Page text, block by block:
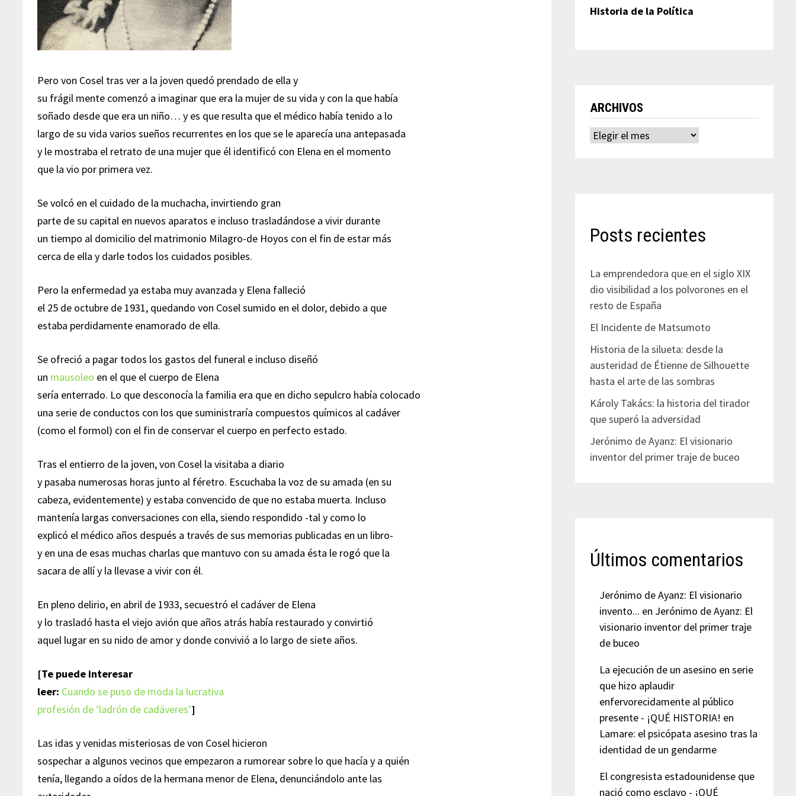
Pero von Cosel tras ver a la joven quedó prendado de ella y
su frágil mente comenzó a imaginar que era la mujer de su vida y con la que había
soñado desde que era un niño… y es que resulta que el médico había tenido a lo
largo de su vida varios sueños recurrentes en los que se le aparecía una antepasada
y le mostraba el retrato de una mujer que él identificó con Elena en el momento
que la vio por primera vez.
Se volcó en el cuidado de la muchacha, invirtiendo gran
parte de su capital en nuevos aparatos e incluso trasladándose a vivir durante
un tiempo al domicilio del matrimonio Milagro-de Hoyos con el fin de estar más
cerca de ella y darle todos los cuidados posibles.
Pero la enfermedad ya estaba muy avanzada y Elena falleció
el 25 de octubre de 1931, quedando von Cosel sumido en el dolor, debido a que
estaba perdidamente enamorado de ella.
Se ofreció a pagar todos los gastos del funeral e incluso diseñó
un mausoleo en el que el cuerpo de Elena
sería enterrado. Lo que desconocía la familia era que en dicho sepulcro había colocado
una serie de conductos con los que suministraría compuestos químicos al cadáver
(como el formol) con el fin de conservar el cuerpo en perfecto estado.
Tras el entierro de la joven, von Cosel la visitaba a diario
y pasaba numerosas horas junto al féretro. Escuchaba la voz de su amada (en su
cabeza, evidentemente) y estaba convencido de que no estaba muerta. Incluso
mantenía largas conversaciones con ella, siendo respondido -tal y como lo
explicó el médico años después a través de sus memorias publicadas en un libro-
y en una de esas muchas charlas que mantuvo con su amada ésta le rogó que la
sacara de allí y la llevase a vivir con él.
En pleno delirio, en abril de 1933, secuestró el cadáver de Elena
y lo trasladó hasta el viejo avión que años atrás había restaurado y convirtió
aquel lugar en su nido de amor y donde convivió a lo largo de siete años.
[Te puede interesar
leer: Cuando se puso de moda la lucrativa
profesión de ‘ladrón de cadáveres’]
Las idas y venidas misteriosas de von Cosel hicieron
sospechar a algunos vecinos que empezaron a rumorear sobre lo que hacía y a quién
tenía, llegando a oídos de la hermana menor de Elena, denunciándolo ante las
Historia de la Política
ARCHIVOS
Archivos
Posts recientes
La emprendedora que en el siglo XIX
dio visibilidad a los polvorones en el
resto de España
El Incidente de Matsumoto
Historia de la silueta: desde la
austeridad de Étienne de Silhouette
hasta el arte de las sombras
Károly Takács: la historia del tirador
que superó la adversidad
Jerónimo de Ayanz: El visionario
inventor del primer traje de buceo
Últimos comentarios
Jerónimo de Ayanz: El visionario
invento... en Jerónimo de Ayanz: El
visionario inventor del primer traje
de buceo
La ejecución de un asesino en serie
que hizo aplaudir
enfervorecidamente al público
presente - ¡QUÉ HISTORIA! en
Lamare: el psicópata asesino tras la
identidad de un gendarme
El congresista estadounidense que
nació como esclavo - ¡QUÉ